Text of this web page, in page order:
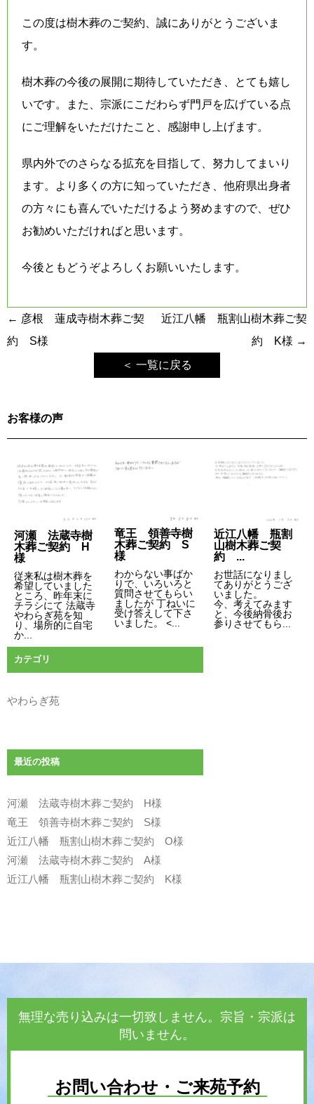
この度は樹木葬のご契約、誠にありがとうございま
す。
樹木葬の今後の展開に期待していただき、とても嬉し
いです。また、宗派にこだわらず門戸を広げている点
にご理解をいただけたこと、感謝申し上げます。
県内外でのさらなる拡充を目指して、努力してまいり
ます。
より多くの方に知っていただき、 他府県出身者
の方々にも喜んでいただけるよう努めますので、ぜひ
お勧めいただければと思います。
今後ともどうぞよろしくお願いいたします。
投
稿
← 彦根 蓮成寺樹木葬ご契
約 S様
近江八幡 瓶割山樹木葬ご契
約 K様 →
＜ 一覧に戻る
お客様の声
河瀬 法蔵寺樹
木葬ご契約 H
様
従来私は樹木葬を
希望していました
ところ、昨年末に
チラシにて 法蔵寺
やわらぎ苑を知
り、場所的に自宅
か...
竜王 領善寺樹
木葬ご契約 S
様
わからない事ばか
りで、いろいろと
質問させてもらい
ましたが 丁ねいに
受け答えして下さ
いました。 <...
近江八幡 瓶割
山樹木葬ご契
約 ...
お世話になりまし
てありがとうござ
いました。
今、考えてみます
と、今後納骨後お
参りさせてもら...
カテゴリ
やわらぎ苑
最近の投稿
河瀬 法蔵寺樹木葬ご契約 H様
竜王 領善寺樹木葬ご契約 S様
近江八幡 瓶割山樹木葬ご契約 O様
河瀬 法蔵寺樹木葬ご契約 A様
近江八幡 瓶割山樹木葬ご契約 K様
無理な売り込みは一切致しません。宗旨・宗派は
問いません。
お問い合わせ・ご来苑予約